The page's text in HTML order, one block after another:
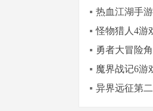
热血江湖手
怪物猎人4游
勇者大冒险
魔界战记6游
异界远征第